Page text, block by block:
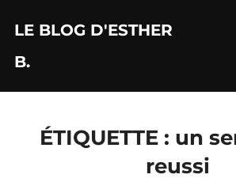
contenu
LE BLOG D'ESTHER
B.
ÉTIQUETTE : un
reussi